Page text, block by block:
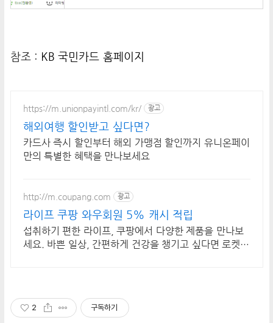
참조 : KB 국민카드 홈페이지
https://m.unionpayintl.com/kr/ 광고
해외여행 할인받고 싶다면?
카드사 즉시 할인부터 해외 가맹점 할인까지 유니온페이
만의 특별한 혜택을 만나보세요
http://m.coupang.com 광고
라이프 쿠팡 와우회원 5% 캐시 적립
섭취하기 편한 라이프, 쿠팡에서 다양한 제품을 만나보
세요. 바쁜 일상, 간편하게 건강을 챙기고 싶다면 로켓배
2 구독하기